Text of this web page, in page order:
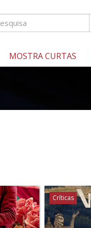
MOSTRA CURTAS
Críticas